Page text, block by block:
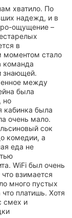
хватило. По
надежд, и в
ощущение –
в
моментом стало
команда
знающей.
между
была
но
кабинка была
очень мало.
сок
комедии, а
еда не
WiFi был очень
взимается
много пустых
платишь. Хотя
смех и